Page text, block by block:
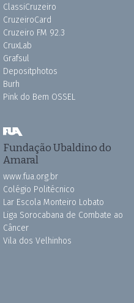
ClassiCruzeiro
CruzeiroCard
Cruzeiro FM 92.3
CruxLab
Grafsul
Depositphotos
Burh
Pink do Bem OSSEL
Fundação Ubaldino do
Amaral
www.fua.org.br
Colégio Politécnico
Lar Escola Monteiro Lobato
Liga Sorocabana de Combate ao
Câncer
Vila dos Velhinhos